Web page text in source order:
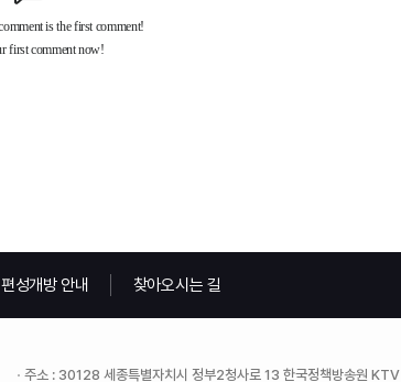
편성개방 안내 찾아오시는 길
주소 : 30128 세종특별자치시 정부2청사로 13 한국정책방송원 KTV